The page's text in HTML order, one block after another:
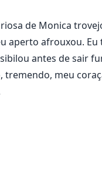
de Monica
aperto afrouxou.
antes de sair
tremendo, meu